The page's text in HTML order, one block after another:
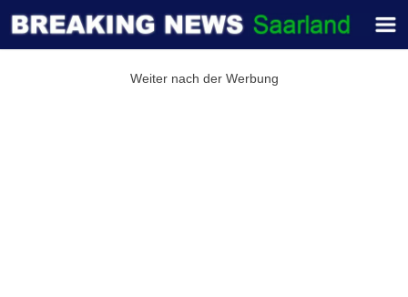
Weiter nach der Werbung